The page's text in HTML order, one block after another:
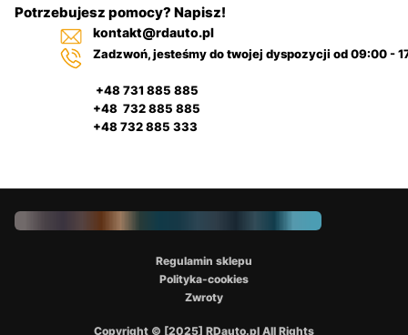
Potrzebujesz pomocy? Napisz!
kontakt@rdauto.pl
Zadzwoń, jesteśmy do twojej dyspozycji od 09:00 -
+48 731 885 885
+48 732 885 885
+48 732 885 333
Copyright © [2025] RDauto.pl All Rights
Regulamin sklepu
Polityka-cookies
Zwroty